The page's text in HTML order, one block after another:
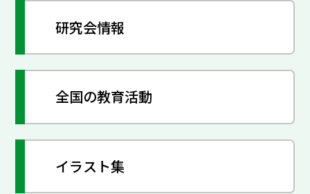
研究会情報
全国の教育活動
イラスト集